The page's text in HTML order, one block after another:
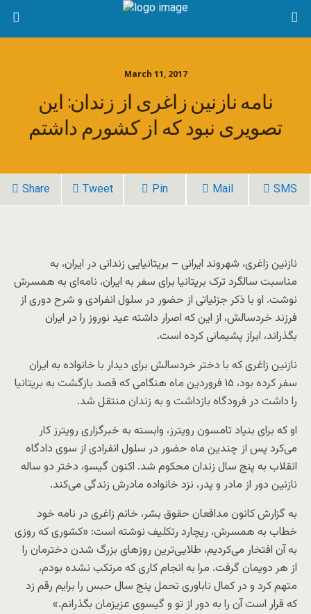
March 11, 2017
نامه نازنین زاغری از زندان: این
تصویری نبود که از کشورم داشتم
Share Tweet Pin Mail SMS
نازنین زاغری، شهروند ایرانی – بریتانیایی زندانی در ایران، به
مناسبت سالگرد ترک بریتانیا برای سفر به ایران، نامه‌ای به همسرش
نوشت. او با ذکر جزئیاتی از حضور در سلول انفرادی و شرح دوری از
فرزند خردسالش، از این که اصرار داشته عید نوروز را در ایران
بگذراند، ابراز پشیمانی کرده است.
نازنین زاغری که با دختر خردسالش برای دیدار با خانواده به ایران
سفر کرده بود، ۱۵ فروردین ماه هنگامی که قصد بازگشت به بریتانیا
را داشت در فرودگاه بازداشت و به زندان منتقل شد.
او که برای بنیاد تامسون رویترز، وابسته به خبرگزاری رویترز کار
می‌کرد پس از چندین ماه حضور در سلول انفرادی از سوی دادگاه
انقلاب به پنج سال زندان محکوم شد. اکنون گیسو، دختر دو ساله
نازنین دور از مادر و پدر، نزد خانواده مادرش زندگی می‌کند.
به گزارش کانون مدافعان حقوق بشر، خانم زاغری در نامه خود
خطاب به همسرش، ریچارد رتکلیف نوشته است: «کشوری که روزی
به آن افتخار می‌کردیم، طلایی‌ترین روزهای بزرگ شدن دخترمان را
از هر دویمان گرفت. مرا به انجام کاری که مرتکب نشده بودم،
متهم کرد و در کمال ناباوری تحمل پنج سال حبس را برایم رقم زد
که قرار است آن را به دور از تو و گیسوی عزیزمان بگذرانم.»